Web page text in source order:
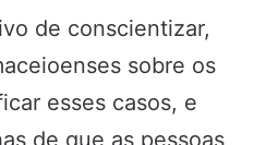
de conscientizar,
sobre os
esses casos, e
de que as pessoas